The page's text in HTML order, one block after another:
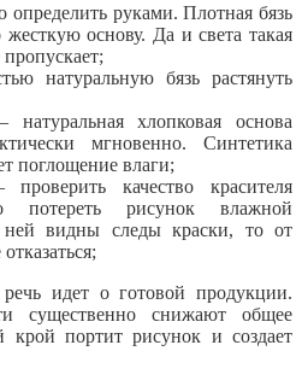
руками. Плотная бязь
основу. Да и света такая
натуральную бязь растянуть
хлопковая основа
мгновенно. Синтетика
поглощение влаги;
качество красителя
потереть рисунок влажной
видны следы краски, то от
идет о готовой продукции.
существенно снижают общее
крой портит рисунок и создает